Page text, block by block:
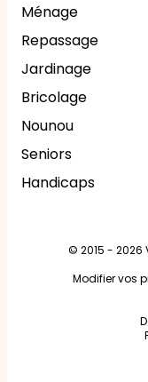
Ménage
Repassage
Jardinage
Bricolage
Nounou
Seniors
Handicaps
© 2015 - 2026
Modifier vos